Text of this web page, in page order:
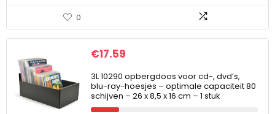
0
€17.59
3L 10290 opbergdoos voor cd-, dvd’s,
blu-ray-hoesjes – optimale capaciteit 80
schijven – 26 x 8,5 x 16 cm – 1 stuk